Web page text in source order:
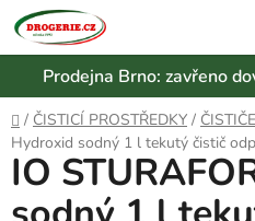
Přejít
na
obsah
Prodejna Brno: zavřeno
Domů
/ ČISTICÍ PROSTŘEDKY /
Hydroxid sodný 1 l tekutý čistič
IO